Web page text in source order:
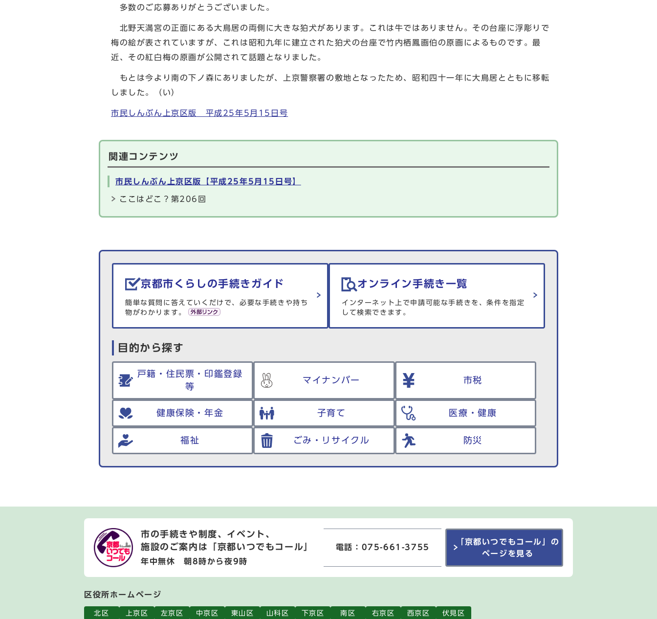
多数のご応募ありがとうございました。
北野天満宮の正面にある大鳥居の両側に大きな狛犬があります。これは牛ではありません。その台座に浮彫りで
梅の絵が表されていますが、これは昭和九年に建立された狛犬の台座で竹内栖鳳画伯の原画によるものです。最
近、その紅白梅の原画が公開されて話題となりました。
もとは今より南の下ノ森にありましたが、上京警察署の敷地となったため、昭和四十一年に大鳥居とともに移転
しました。（い）
市民しんぶん上京区版 平成25年5月15日号
関連コンテンツ
市民しんぶん上京区版【平成25年5月15日号】
ここはどこ？第206回
生活情報を探す
京都市くらしの手続きガイド
簡単な質問に答えていくだけで、必要な手続きや持ち
物がわかります。
オンライン手続き一覧
インターネット上で申請可能な手続きを、条件を指定
して検索できます。
目的から探す
戸籍・住民票・印鑑登録
等
マイナンバー 市税
健康保険・年金 子育て 医療・健康
福祉 ごみ・リサイクル 防災
市の手続きや制度、イベント、
施設のご案内は
「京都いつでもコール」
年中無休 朝8時から夜9時
電話：075-661-3755
「京都いつでもコール」の
ページを見る
区役所ホームページ
北区 上京区 左京区 中京区 東山区 山科区 下京区 南区 右京区 西京区 伏見区